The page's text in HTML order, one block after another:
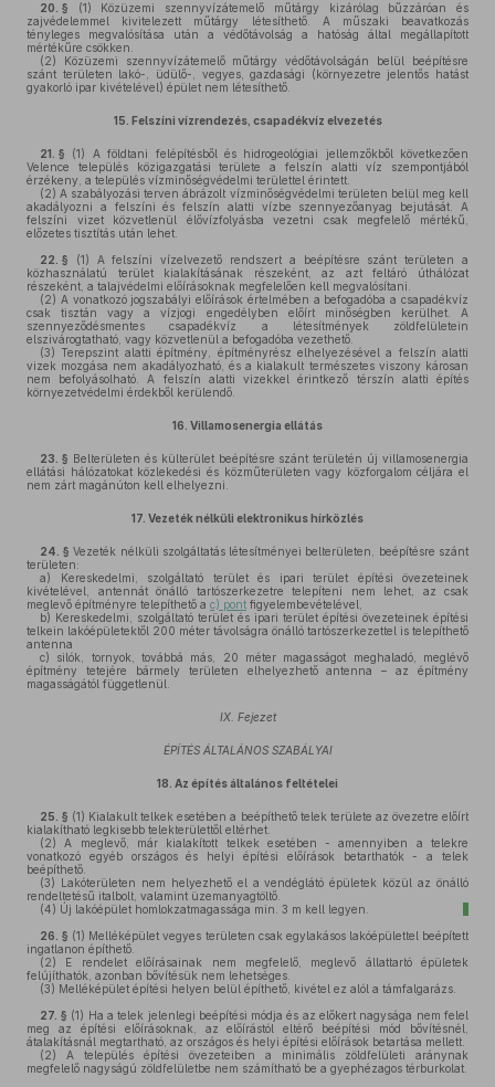
20. § (1) Közüzemi szennyvízátemelő műtárgy kizárólag bűzzáróan és
zajvédelemmel kivitelezett műtárgy létesíthető. A műszaki beavatkozás
tényleges megvalósítása után a védőtávolság a hatóság által megállapított
mértékűre csökken.
(2) Közüzemi szennyvízátemelő műtárgy védőtávolságán belül beépítésre
szánt területen lakó-, üdülő-, vegyes, gazdasági (környezetre jelentős hatást
gyakorló ipar kivételével) épület nem létesíthető.
15. Felszíni vízrendezés, csapadékvíz elvezetés
21. § (1)
A földtani felépítésből és hidrogeológiai jellemzőkből következően
Velence település közigazgatási területe a felszín alatti víz szempontjából
érzékeny, a település vízminőségvédelmi területtel érintett.
(2) A szabályozási terven ábrázolt vízminőségvédelmi területen belül meg kell
akadályozni a felszíni és felszín alatti vízbe szennyezőanyag bejutását. A
felszíni vizet közvetlenül élővízfolyásba vezetni csak megfelelő mértékű,
előzetes tisztítás után lehet.
22. § (1) A felszíni vízelvezető rendszert a beépítésre szánt területen a
közhasználatú terület kialakításának részeként, az azt feltáró úthálózat
részeként, a talajvédelmi előírásoknak megfelelően kell megvalósítani.
(2) A vonatkozó jogszabályi előírások értelmében a befogadóba a csapadékvíz
csak tisztán vagy a vízjogi engedélyben előírt minőségben kerülhet. A
szennyeződésmentes csapadékvíz a létesítmények zöldfelületein
elszivárogtatható, vagy közvetlenül a befogadóba vezethető.
(3) Terepszint alatti építmény, építményrész elhelyezésével a felszín alatti
vizek mozgása nem akadályozható, és a kialakult természetes viszony károsan
nem befolyásolható. A felszín alatti vizekkel érintkező térszín alatti építés
környezetvédelmi érdekből kerülendő.
16. Villamosenergia ellátás
23. § Belterületen és külterület beépítésre szánt területén új villamosenergia
ellátási hálózatokat közlekedési és közműterületen vagy közforgalom céljára el
nem zárt magánúton kell elhelyezni.
17. Vezeték nélküli elektronikus hírközlés
24. § Vezeték nélküli szolgáltatás létesítményei belterületen, beépítésre szánt
területen:
a) Kereskedelmi, szolgáltató terület és ipari terület építési övezeteinek
kivételével, antennát önálló tartószerkezetre telepíteni nem lehet, az csak
meglevő építményre telepíthető a c) pont figyelembevételével,
b) Kereskedelmi, szolgáltató terület és ipari terület építési övezeteinek építési
telkein lakóépületektől 200 méter távolságra önálló tartószerkezettel is telepíthető
antenna
c) silók, tornyok, továbbá más, 20 méter magasságot meghaladó, meglévő
építmény tetejére bármely területen elhelyezhető antenna – az építmény
magasságától függetlenül.
IX. Fejezet
ÉPÍTÉS ÁLTALÁNOS SZABÁLYAI
18. Az építés általános feltételei
25. § (1) Kialakult telkek esetében a beépíthető telek területe az övezetre előírt
kialakítható legkisebb telekterülettől eltérhet.
(2) A meglevő, már kialakított telkek esetében - amennyiben a telekre
vonatkozó egyéb országos és helyi építési előírások betarthatók - a telek
beépíthető.
(3) Lakóterületen nem helyezhető el a vendéglátó épületek közül az önálló
rendeltetésű italbolt, valamint üzemanyagtöltő.
(4) Új lakóépület homlokzatmagassága min. 3 m kell legyen.
26. § (1) Melléképület vegyes területen csak egylakásos lakóépülettel beépített
ingatlanon építhető.
(2) E rendelet előírásainak nem megfelelő, meglevő állattartó épületek
felújíthatók, azonban bővítésük nem lehetséges.
(3) Melléképület építési helyen belül építhető, kivétel ez alól a támfalgarázs.
27. § (1) Ha a telek jelenlegi beépítési módja és az előkert nagysága nem felel
meg az építési előírásoknak, az előírástól eltérő beépítési mód bővítésnél,
átalakításnál megtartható, az országos és helyi építési előírások betartása mellett.
(2) A település építési övezeteiben a minimális zöldfelületi aránynak
megfelelő nagyságú zöldfelületbe nem számítható be a gyephézagos térburkolat.